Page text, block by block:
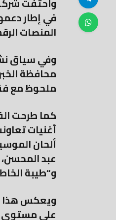
في إطار
المنصات
وفي سياق
محافظة
ملحوظ مع
أغنيات
ألحان
عبد
و“طيبة
ويعكس هذا
على مستوى